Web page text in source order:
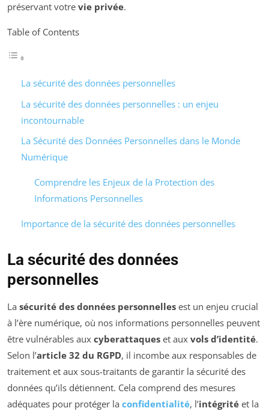
préservant votre vie privée.
Table of Contents
La sécurité des données personnelles
La sécurité des données personnelles : un enjeu
incontournable
La Sécurité des Données Personnelles dans le Monde
Numérique
Comprendre les Enjeux de la Protection des
Informations Personnelles
Importance de la sécurité des données personnelles
La sécurité des données
personnelles
La sécurité des données personnelles est un enjeu crucial
à l’ère numérique, où nos informations personnelles peuvent
être vulnérables aux cyberattaques et aux vols d’identité.
Selon l’article 32 du RGPD, il incombe aux responsables de
traitement et aux sous-traitants de garantir la sécurité des
données qu’ils détiennent. Cela comprend des mesures
adéquates pour protéger la confidentialité, l’intégrité et la